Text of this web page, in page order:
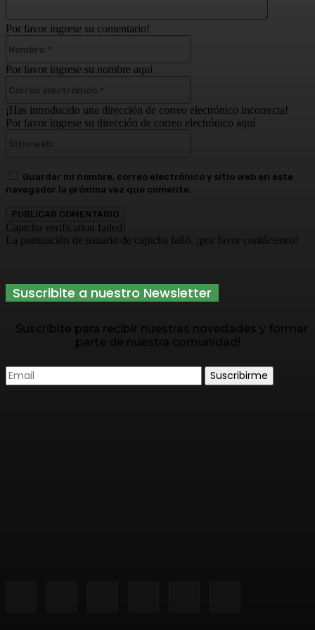
Por favor ingrese su comentario!
Por favor ingrese su nombre aquí
¡Has introducido una dirección de correo electrónico incorrecta!
Por favor ingrese su dirección de correo electrónico aquí
Guardar mi nombre, correo electrónico y sitio web en este
navegador la próxima vez que comente.
Captcha verification failed!
La puntuación de usuario de captcha falló. ¡por favor contáctenos!
Suscribite a nuestro Newsletter
Suscribite para recibir nuestras novedades y formar
parte de nuestra comunidad!